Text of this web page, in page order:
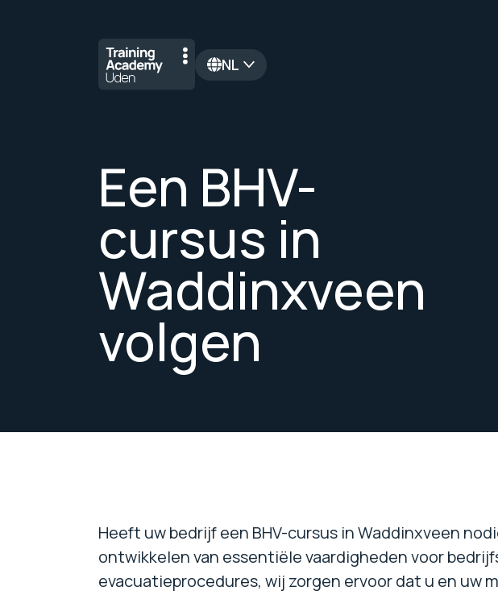
NL
Een BHV-
cursus in
Waddinxveen
volgen
Heeft uw bedrijf een BHV-cursus in Waddinxveen
ontwikkelen van essentiële vaardigheden voor
evacuatieprocedures, wij zorgen ervoor dat u en uw